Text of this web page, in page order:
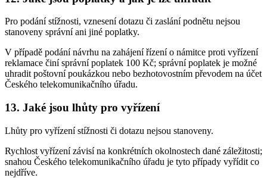
Pro podání stížnosti, vznesení dotazu či zaslání podnětu nejsou
stanoveny správní ani jiné poplatky.
V případě podání návrhu na zahájení řízení o námitce proti vyřízení
reklamace činí správní poplatek 100 Kč; správní poplatek je možné
uhradit poštovní poukázkou nebo bezhotovostním převodem na účet
Českého telekomunikačního úřadu.
13. Jaké jsou lhůty pro vyřízení
Lhůty pro vyřízení stížnosti či dotazu nejsou stanoveny.
Rychlost vyřízení závisí na konkrétních okolnostech dané záležitosti;
snahou Českého telekomunikačního úřadu je tyto případy vyřídit co
nejdříve.